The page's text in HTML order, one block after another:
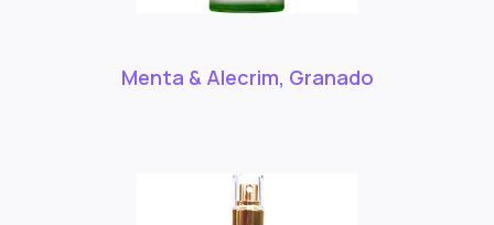
Menta & Alecrim, Granado